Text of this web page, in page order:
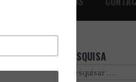
PESQUISA
Search